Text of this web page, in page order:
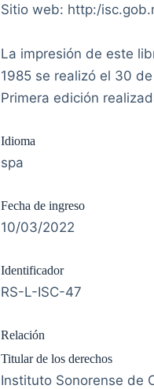
Sitio web: http:/
La impresión de este
1985 se realizó el 30
Primera edición
Idioma
spa
Fecha de ingreso
10/03/2022
Identificador
RS-L-ISC-47
Relación
Titular de los derechos
Instituto Sonorense de